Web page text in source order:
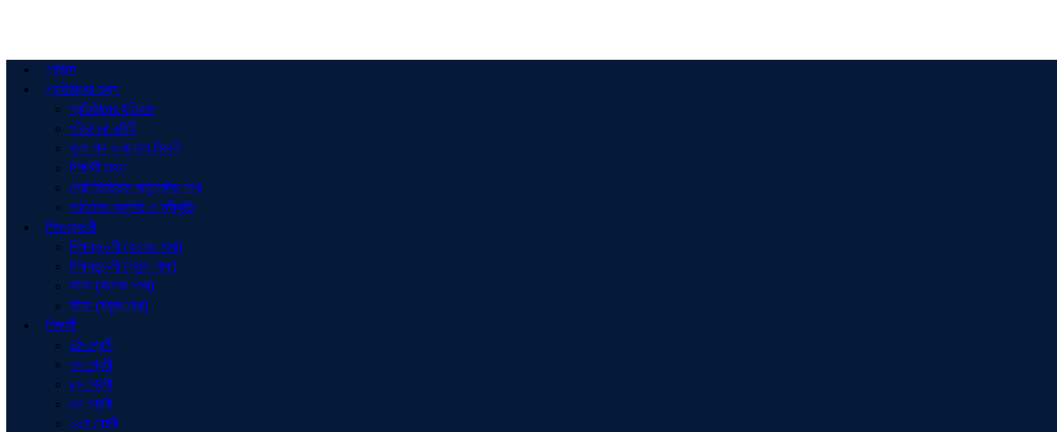
প্রচ্ছদ
প্রতিষ্ঠানের তথ্য
প্রতিষ্ঠানের ইতিহাস
পরিচালনা কমিটি
শূণ্য পদ ও জনবল বিবরণী
শিক্ষার্থী তথ্য
শ্রেণিভিত্তিক অনুমোদিত শাখা
পাঠদানের অনুমতি ও স্বীকৃতি
শিক্ষকমন্ডলী
শিক্ষকমন্ডলী (কলেজ শাখা)
শিক্ষকমন্ডলী (স্কুল শাখা)
স্টাফ (কলেজ শাখা)
স্টাফ (স্কুল শাখা)
শিক্ষার্থী
৬ষ্ঠ শ্রেণী
৭ম শ্রেণী
৮ম শ্রেণী
৯ম শ্রেণী
১০ম শ্রেণী